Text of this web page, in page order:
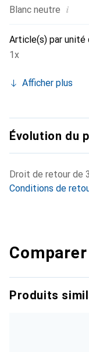
Blanc neutre i
Article(s) par unité
1x
Afficher plus
Évolution du
Droit de retour de
Conditions de
Produits